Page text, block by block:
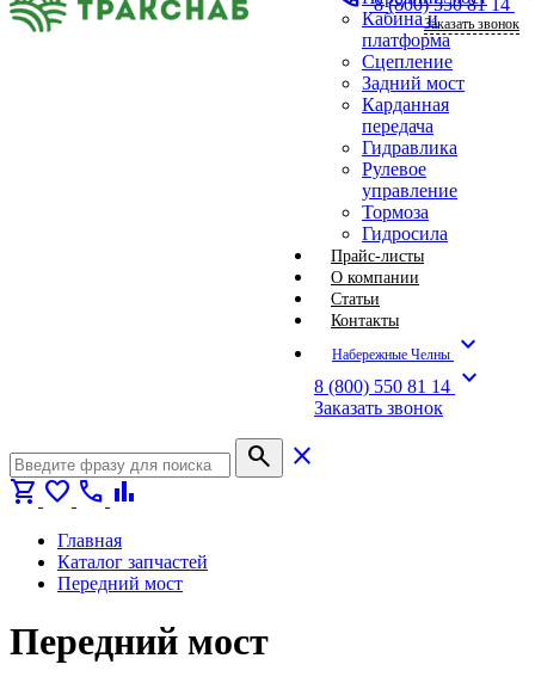
Кабина и
платформа
Сцепление
Задний мост
Карданная
передача
Гидравлика
Рулевое
управление
Тормоза
Гидросила
Прайс-листы
О компании
Статьи
Контакты
Набережные Челны expand_more
8 (800) 550 81 14 expand_more
Заказать звонок
Заказать звонок
search
close
shopping_cart favorite call bar_chart
Главная
Каталог запчастей
Передний мост
Передний мост